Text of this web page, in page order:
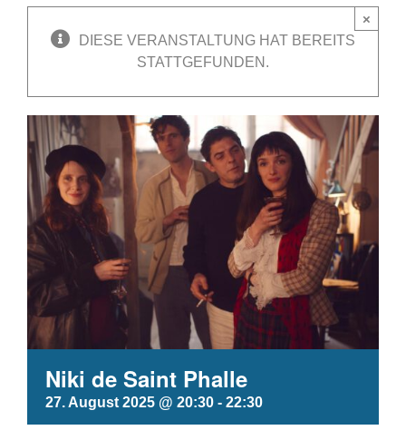
DIESE VERANSTALTUNG HAT BEREITS
STATTGEFUNDEN.
×
Niki de Saint Phalle
27. August 2025 @ 20:30 - 22:30